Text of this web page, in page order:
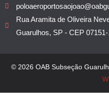
Rua Aramita de Oliveira
Guarulhos, SP - CEP 07151-
© 2026 OAB Subseção